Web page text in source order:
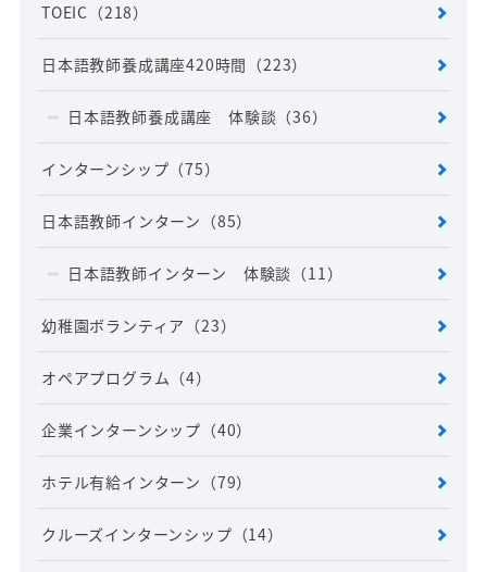
TOEIC （218）
日本語教師養成講座420時間 （223）
日本語教師養成講座 体験談 （36）
インターンシップ （75）
日本語教師インターン （85）
日本語教師インターン 体験談 （11）
幼稚園ボランティア （23）
オペアプログラム （4）
企業インターンシップ （40）
ホテル有給インターン （79）
クルーズインターンシップ （14）